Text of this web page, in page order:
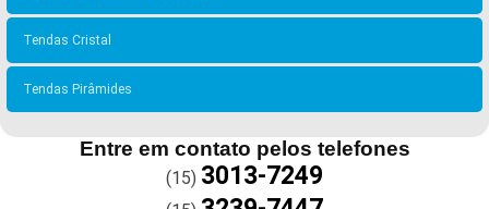
Tendas Cristal
Tendas Pirâmides
Entre em contato pelos telefones
(15) 3013-7249